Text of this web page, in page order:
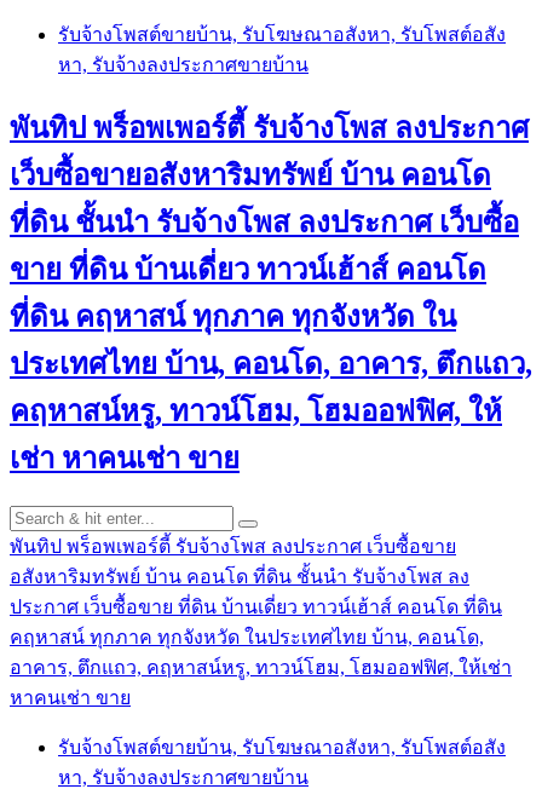
Skip
content
รับจ้างโพสต์ขายบ้าน, รับโฆษณาอสังหา, รับโพสต์อสัง
หา, รับจ้างลงประกาศขายบ้าน
พันทิป พร็อพเพอร์ตี้ รับจ้างโพส ลงประกาศ
เว็บซื้อขายอสังหาริมทรัพย์ บ้าน คอนโด
ที่ดิน ชั้นนำ รับจ้างโพส ลงประกาศ เว็บซื้อ
ขาย ที่ดิน บ้านเดี่ยว ทาวน์เฮ้าส์ คอนโด
ที่ดิน คฤหาสน์ ทุกภาค ทุกจังหวัด ใน
ประเทศไทย บ้าน, คอนโด, อาคาร, ตึกแถว,
คฤหาสน์หรู, ทาวน์โฮม, โฮมออฟฟิศ, ให้
เช่า หาคนเช่า ขาย
พันทิป พร็อพเพอร์ตี้ รับจ้างโพส ลงประกาศ เว็บซื้อขาย
อสังหาริมทรัพย์ บ้าน คอนโด ที่ดิน ชั้นนำ รับจ้างโพส ลง
ประกาศ เว็บซื้อขาย ที่ดิน บ้านเดี่ยว ทาวน์เฮ้าส์ คอนโด ที่ดิน
คฤหาสน์ ทุกภาค ทุกจังหวัด ในประเทศไทย บ้าน, คอนโด,
อาคาร, ตึกแถว, คฤหาสน์หรู, ทาวน์โฮม, โฮมออฟฟิศ, ให้เช่า
หาคนเช่า ขาย
รับจ้างโพสต์ขายบ้าน, รับโฆษณาอสังหา, รับโพสต์อสัง
หา, รับจ้างลงประกาศขายบ้าน